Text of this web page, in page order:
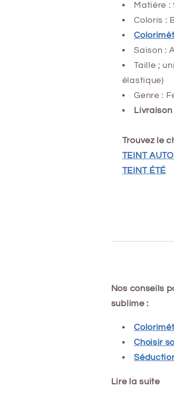
Matière :
Coloris :
Saison :
Taille ;
élastique)
Genre :
Trouvez le
TEINT
TEINT ÉTÉ
Nos conseils
sublime :
Choisir
Lire la suite